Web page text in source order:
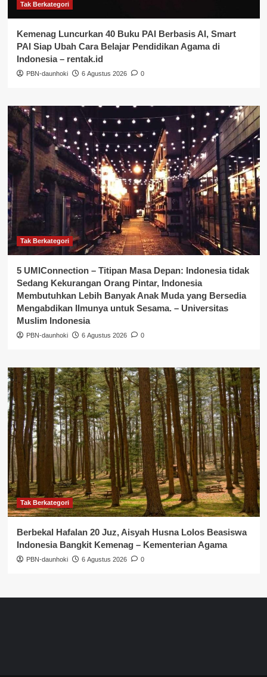
Tak Berkategori
Kemenag Luncurkan 40 Buku PAI Berbasis AI, Smart
PAI Siap Ubah Cara Belajar Pendidikan Agama di
Indonesia – rentak.id
PBN-daunhoki 6 Agustus 2026 0
Tak Berkategori
5 UMIConnection – Titipan Masa Depan: Indonesia tidak
Sedang Kekurangan Orang Pintar, Indonesia
Membutuhkan Lebih Banyak Anak Muda yang Bersedia
Mengabdikan Ilmunya untuk Sesama. – Universitas
Muslim Indonesia
PBN-daunhoki 6 Agustus 2026 0
Tak Berkategori
Berbekal Hafalan 20 Juz, Aisyah Husna Lolos Beasiswa
Indonesia Bangkit Kemenag – Kementerian Agama
PBN-daunhoki 6 Agustus 2026 0